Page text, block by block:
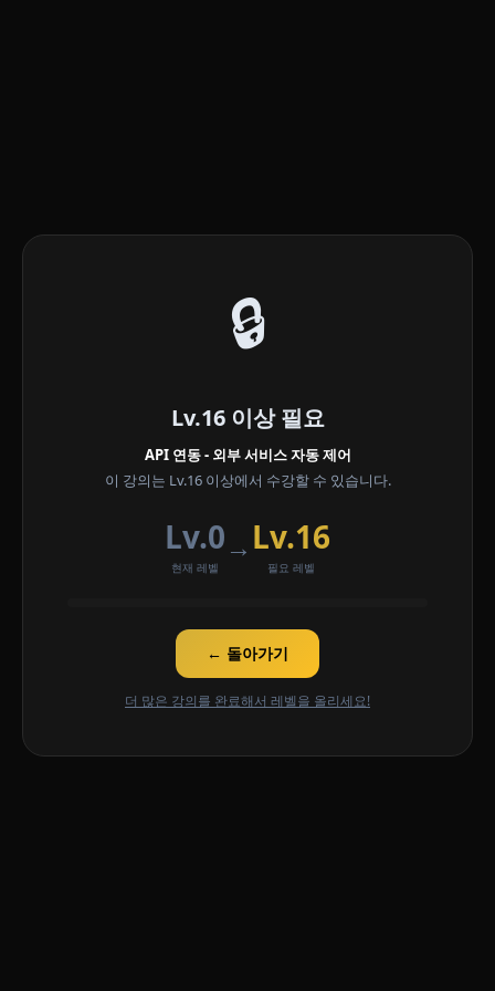
🔒
Lv.16 이상 필요
API 연동 - 외부 서비스 자동 제어
이 강의는 Lv.16 이상에서 수강할 수 있습니다.
Lv.0
현재 레벨
→ Lv.16
필요 레벨
← 돌아가기
더 많은 강의를 완료해서 레벨을 올리세요!